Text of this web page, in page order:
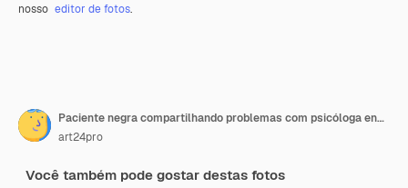
nosso editor de fotos.
Paciente negra compartilhando problemas com psicóloga enquanto faz anotações em papel
art24pro
Você também pode gostar destas fotos